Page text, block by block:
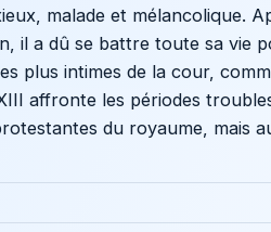
malade et mélancolique.
il a dû se battre toute sa vie
plus intimes de la cour,
affronte les périodes
du royaume, mais